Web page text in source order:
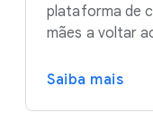
plataforma de
mães a voltar
Saiba mais